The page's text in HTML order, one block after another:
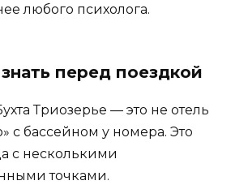
любого психолога.
перед поездкой
Триозерье — это не отель
с бассейном у номера. Это
с несколькими
точками.